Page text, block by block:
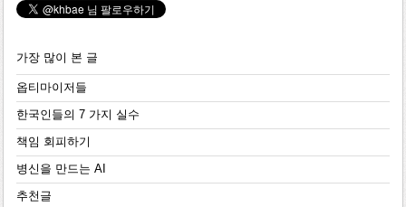
가장 많이 본 글
옵티마이저들
한국인들의 7 가지 실수
책임 회피하기
병신을 만드는 AI
추천글